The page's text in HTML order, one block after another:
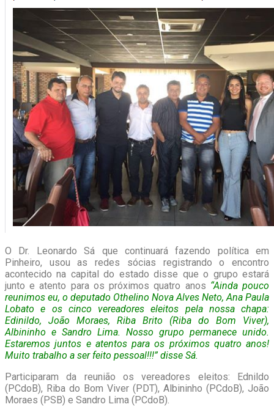
O Dr. Leonardo Sá que continuará fazendo política em
Pinheiro, usou as redes sócias registrando o encontro
acontecido na capital do estado disse que o grupo estará
junto e atento para os próximos quatro anos “Ainda pouco
reunimos eu, o deputado Othelino Nova Alves Neto, Ana Paula
Lobato e os cinco vereadores eleitos pela nossa chapa:
Edinildo, João Moraes, Riba Brito (Riba do Bom Viver),
Albininho e Sandro Lima. Nosso grupo permanece unido.
Estaremos juntos e atentos para os próximos quatro anos!
Muito trabalho a ser feito pessoal!!!” disse Sá.
Participaram da reunião os vereadores eleitos: Ednildo
(PCdoB), Riba do Bom Viver (PDT), Albininho (PCdoB), João
Moraes (PSB) e Sandro Lima (PCdoB).